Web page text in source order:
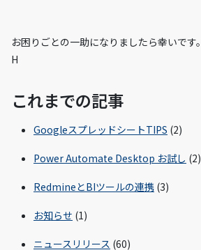
お困りごとの一助になりましたら幸いです。
H
これまでの記事
GoogleスプレッドシートTIPS (2)
Power Automate Desktop お試し (2)
RedmineとBIツールの連携 (3)
お知らせ (1)
ニュースリリース (60)